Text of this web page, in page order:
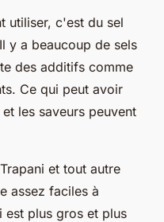
utiliser, c'est du sel
y a beaucoup de sels
des additifs comme
Ce qui peut avoir
les saveurs peuvent
et tout autre
assez faciles à
est plus gros et plus